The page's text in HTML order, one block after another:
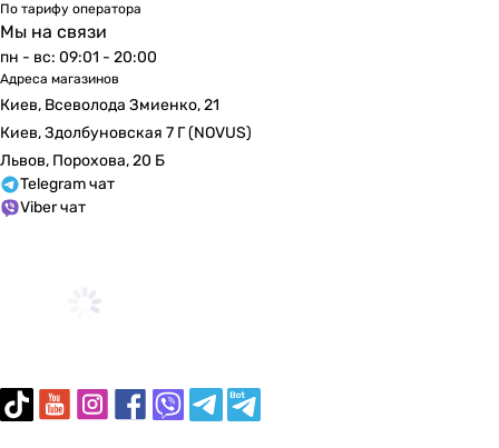
По тарифу оператора
Мы на связи
пн - вс: 09:01 - 20:00
Адреса магазинов
Киев, Всеволода Змиенко, 21
Киев, Здолбуновская 7 Г (NOVUS)
Львов, Порохова, 20 Б
Telegram чат
Viber чат